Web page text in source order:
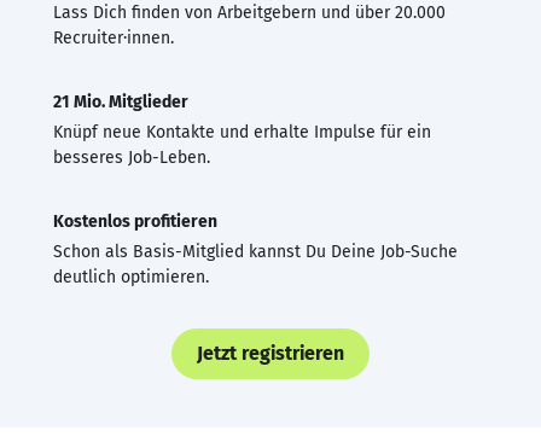
Lass Dich finden von Arbeitgebern und über 20.000
Recruiter·innen.
21 Mio. Mitglieder
Knüpf neue Kontakte und erhalte Impulse für ein
besseres Job-Leben.
Kostenlos profitieren
Schon als Basis-Mitglied kannst Du Deine Job-Suche
deutlich optimieren.
Jetzt registrieren